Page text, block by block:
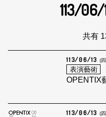
113/06/
共有
113/06/13 (
表演藝術
OPENTIX
113/06/13 (